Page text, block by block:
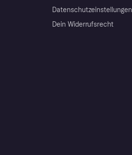
Datenschutzeinstellungen
Dein Widerrufsrecht